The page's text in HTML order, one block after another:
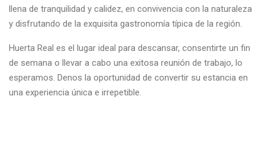
llena de tranquilidad y calidez, en convivencia con la naturaleza
y disfrutando de la exquisita gastronomía típica de la región.
Huerta Real es el lugar ideal para descansar, consentirte un fin
de semana o llevar a cabo una exitosa reunión de trabajo, lo
esperamos. Denos la oportunidad de convertir su estancia en
una experiencia única e irrepetible.